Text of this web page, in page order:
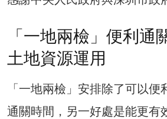
「一地兩檢」便利通
土地資源運用
「一地兩檢」安排除了可以
通關時間，另一好處是能更有